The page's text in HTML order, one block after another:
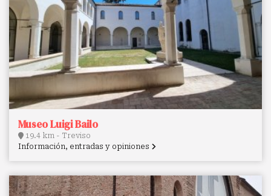
Museo Luigi Bailo
19.4 km - Treviso
Información, entradas y opiniones